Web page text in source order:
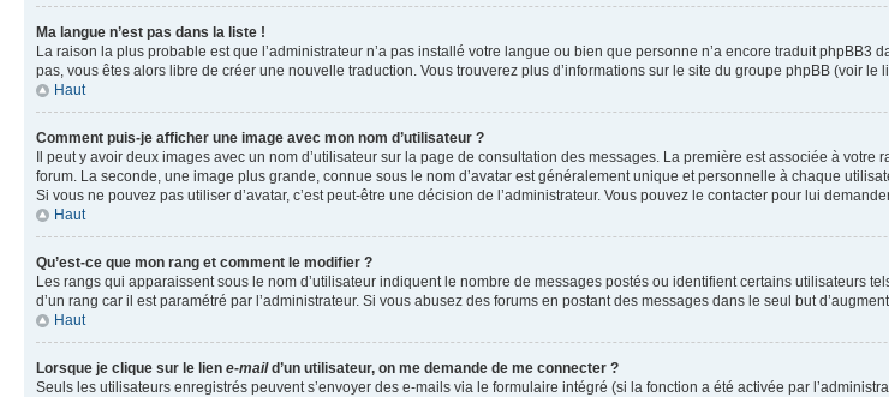
Ma langue n’est pas dans la liste !
La raison la plus probable est que l’administrateur n’a pas installé votre langue ou bien que personne n’a encore traduit
pas, vous êtes alors libre de créer une nouvelle traduction. Vous trouverez plus d’informations sur le site du groupe phpBB (voir le
Haut
Comment puis-je afficher une image avec mon nom d’utilisateur ?
Il peut y avoir deux images avec un nom d’utilisateur sur la page de consultation des messages. La première est associée à
forum. La seconde, une image plus grande, connue sous le nom d’avatar est généralement unique et personnelle à chaque
Si vous ne pouvez pas utiliser d’avatar, c’est peut-être une décision de l’administrateur. Vous pouvez le contacter pour lui
Haut
Qu’est-ce que mon rang et comment le modifier ?
Les rangs qui apparaissent sous le nom d’utilisateur indiquent le nombre de messages postés ou identifient certains utilisateurs
d’un rang car il est paramétré par l’administrateur. Si vous abusez des forums en postant des messages dans le seul but
Haut
Lorsque je clique sur le lien e-maild’un utilisateur, on me demande de me connecter ?
Seuls les utilisateurs enregistrés peuvent s’envoyer des e-mails via le formulaire intégré (si la fonction a été activée par